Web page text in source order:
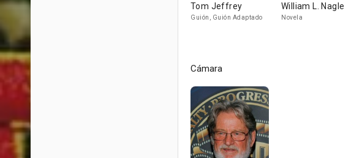
Tom Jeffrey
Guión, Guión Adaptado
William L. Nagle
Novela
Cámara